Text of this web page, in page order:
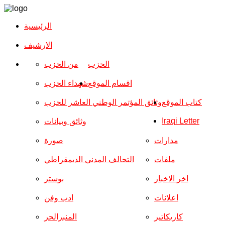
الرئيسية
الارشیف
الحزب من الحزب
شهداء الحزب
وثائق المؤتمر الوطني العاشر للحزب
وثائق وبيانات
اقسام الموقع
صورة
التحالف المدني الديمقراطي
بوستر
ادب وفن
المنبرالحر
مدارات
ملفات
اخر الاخبار
اعلانات
كاريكاتير
كتاب الموقع
Iraqi Letter